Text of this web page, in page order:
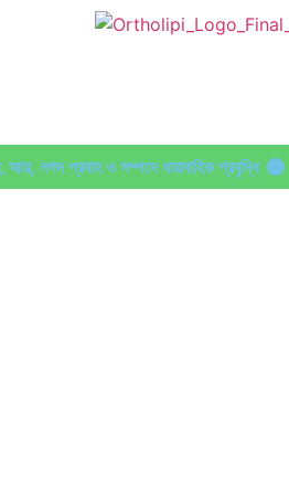
নগদ প্রবাহ ও সম্পদে ধারাবাহিক প্রবৃদ্ধি